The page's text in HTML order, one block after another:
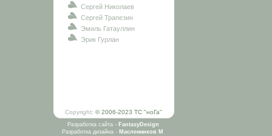
Сергей Николаев
Сергей Трапезин
Эмиль Гатауллин
Эрик Гурлан
Copyright: © 2006-2023 ТС "ноГа"
Разработка сайта - FantasyDesign
Разработка дизайна - Масленников М